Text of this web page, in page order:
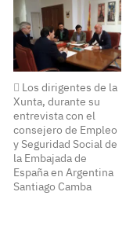
Los dirigentes de la
Xunta, durante su
entrevista con el
consejero de Empleo
y Seguridad Social de
la Embajada de
España en Argentina
Santiago Camba